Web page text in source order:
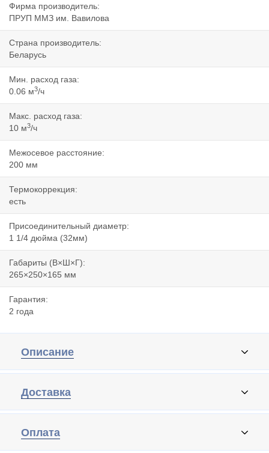
Фирма производитель:
ПРУП ММЗ им. Вавилова
Страна производитель:
Беларусь
Мин. расход газа:
0.06 м3/ч
Макс. расход газа:
10 м3/ч
Межосевое расстояние:
200 мм
Термокоррекция:
есть
Присоединительный диаметр:
1 1/4 дюйма (32мм)
Габариты (В×Ш×Г):
265×250×165 мм
Гарантия:
2 года
Описание
Доставка
Оплата